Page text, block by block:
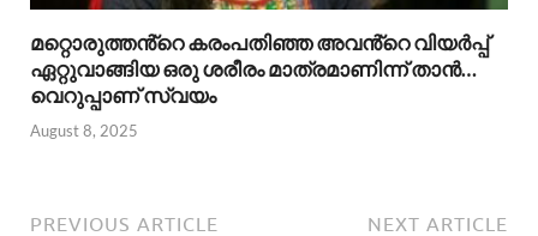
മറ്റൊരുത്തൻ്റെ കരംപതിഞ്ഞ അവൻ്റെ വിയർപ്പ്
ഏറ്റുവാങ്ങിയ ഒരു ശരീരം മാത്രമാണിന്ന് താൻ…
വെറുപ്പാണ് സ്വയം
August 8, 2025
PREVIOUS ARTICLE NEXT ARTICLE